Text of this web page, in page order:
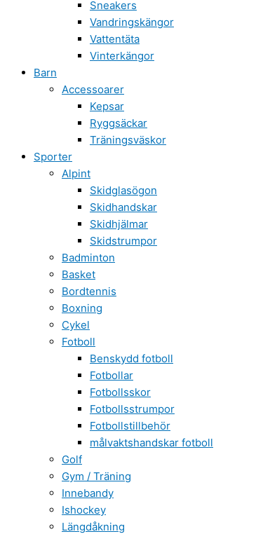
Sneakers
Vandringskängor
Vattentäta
Vinterkängor
Barn
Accessoarer
Kepsar
Ryggsäckar
Träningsväskor
Sporter
Alpint
Skidglasögon
Skidhandskar
Skidhjälmar
Skidstrumpor
Badminton
Basket
Bordtennis
Boxning
Cykel
Fotboll
Benskydd fotboll
Fotbollar
Fotbollsskor
Fotbollsstrumpor
Fotbollstillbehör
målvaktshandskar fotboll
Golf
Gym / Träning
Innebandy
Ishockey
Längdåkning